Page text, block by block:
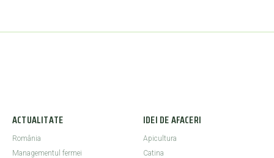
ACTUALITATE
România
Managementul fermei
IDEI DE AFACERI
Apicultura
Catina